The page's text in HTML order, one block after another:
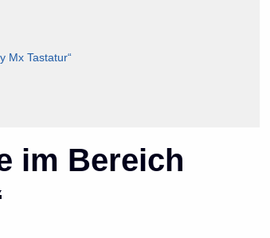
Mx Tastatur“
im Bereich